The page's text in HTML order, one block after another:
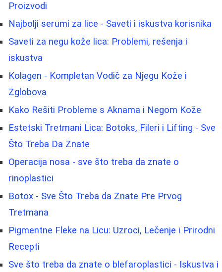
Proizvodi
Najbolji serumi za lice - Saveti i iskustva korisnika
Saveti za negu kože lica: Problemi, rešenja i
iskustva
Kolagen - Kompletan Vodič za Njegu Kože i
Zglobova
Kako Rešiti Probleme s Aknama i Negom Kože
Estetski Tretmani Lica: Botoks, Fileri i Lifting - Sve
Što Treba Da Znate
Operacija nosa - sve što treba da znate o
rinoplastici
Botox - Sve Što Treba da Znate Pre Prvog
Tretmana
Pigmentne Fleke na Licu: Uzroci, Lečenje i Prirodni
Recepti
Sve što treba da znate o blefaroplastici - Iskustva i